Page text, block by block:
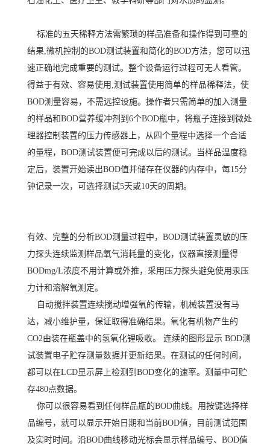
标准的五天稀释方法需繁琐的样品准备和操作得到可靠的
结果,微机控制的BOD测试装置和简化的BOD方法，您可以迅
速正确地完成重要的测试。整个设备运行过程可无人看管。
得益于有效、容易使用,测试装置使用简单的样品稀释法，使
BOD测量容易，不需远控设施。操作者只需简单的加入测量
的样品和BOD营养缓冲剂到6个BOD瓶中，将瓶子连接到微处
理器控制装置的压力传感器上，从四个量程中选择一个合适
的量程，BOD测试装置便可完成以后的测试。当样品温度稳
定后，装置开始读出BOD值并储存在仪器的内存中，每15分
钟记录一次，可选择测试5天或10天的周期。
有效、完整的分析BOD测量过程中，BOD测试装置灵敏的压
力探头连续监测样品氧气消耗量的变化，仪器直接测量得
BODmg/L浓度不用计算或外推，采用压力探头避免使用汞压
力计和溶解氧测定。
自动搅拌装置连续搅动增强氧的传输，机械装置没有马
达，减小维护量，保证取得准确结果。氧化有机物产生的
CO2由装在瓶盖中的氢氧化锂吸收。 连续的图形显示 BOD测
试装置电子贮存测量数据并更新结果。在测试的任何时间，
都可以在LCD显示屏上检测到BOD变化的速率。测量中可贮
存480点数据。
你可以很容易看到任何样品瓶的BOD曲线。用按键选择样
品编号，就可以显示开始日期和当前BOD值，目前测试范围
及实时时间。沿BOD曲线移动光标会显示样品编号、BOD值